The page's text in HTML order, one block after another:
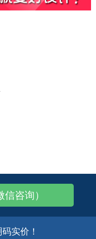
咨询）
实价！